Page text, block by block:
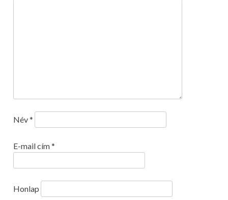
Név*
E-mail cím*
Honlap